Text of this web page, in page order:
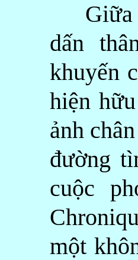
Giữa
dấn
khuyến
hiện
ảnh
đường
cuộc
một